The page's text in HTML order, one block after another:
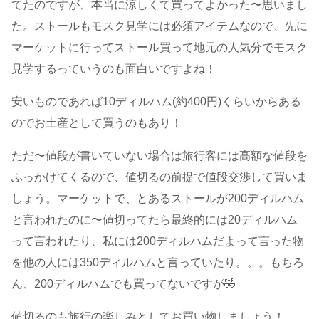
てたのですが、本当に涼しくて買ってよかった〜思いまし
た。ストールもモスク見学には必須アイテムなので、先に
マーケットに行ってストール買って地元の人気分でモスク
見学するっていうのも面白いですよね！
安いものであれば10ディルハム(約400円)くらいからある
のでお土産として買うのもあり！
ただ〜値段が書いていない場合は旅行客には高額な値段を
ふっかけてくるので、値切るの前提で値段交渉して買いま
しょう。マーケットで、とあるストールが200ディルハム
と言われたのに〜値切ってたら最終的には20ディルハム
って言われたり、私には200ディルハムだよって言った物
を他の人には350ディルハムと言っていたり。。。もちろ
ん、200ディルハムでも買ってないですが🤣
値切るのも旅行の楽しみとしてお買い物しましょう！